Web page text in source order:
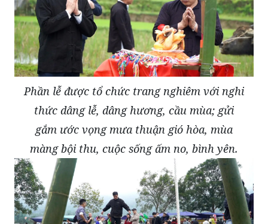
Phần lễ được tổ chức trang nghiêm với nghi
thức dâng lễ, dâng hương, cầu mùa; gửi
gắm ước vọng mưa thuận gió hòa, mùa
màng bội thu, cuộc sống ấm no, bình yên.